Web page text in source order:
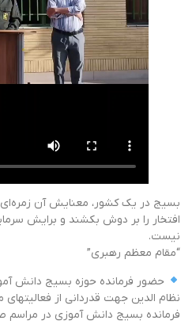
بسیج در یک کشور، معنایش آن
افتخار را بر دوش بکشند و برایش
نیست.
“مقام معظم رهبری”
نظام الدین جهت قدردانی از
فرمانده بسیج دانش آموزی در مراسم